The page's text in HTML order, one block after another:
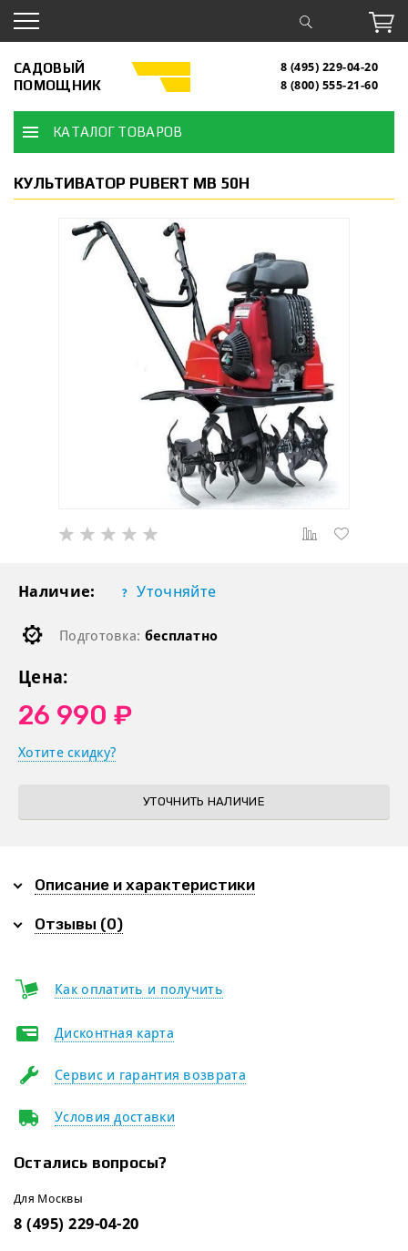
САДОВЫЙ
ПОМОЩНИК
8 (495) 229-04-20
8 (800) 555-21-60
КАТАЛОГ ТОВАРОВ
КУЛЬТИВАТОР PUBERT MB 50H
Наличие: Уточняйте
Подготовка: бесплатно
Цена:
26 990 ₽
Хотите скидку?
УТОЧНИТЬ НАЛИЧИЕ
Описание и характеристики
Отзывы (0)
Как оплатить и получить
Дисконтная карта
Сервис и гарантия возврата
Условия доставки
Остались вопросы?
Для Москвы
8 (495) 229-04-20